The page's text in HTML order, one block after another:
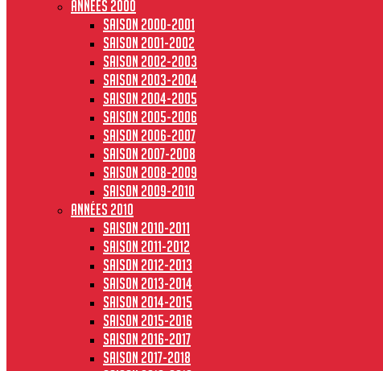
Années 2000
Saison 2000-2001
Saison 2001-2002
Saison 2002-2003
Saison 2003-2004
Saison 2004-2005
Saison 2005-2006
Saison 2006-2007
Saison 2007-2008
Saison 2008-2009
Saison 2009-2010
Années 2010
Saison 2010-2011
Saison 2011-2012
Saison 2012-2013
Saison 2013-2014
Saison 2014-2015
Saison 2015-2016
Saison 2016-2017
Saison 2017-2018